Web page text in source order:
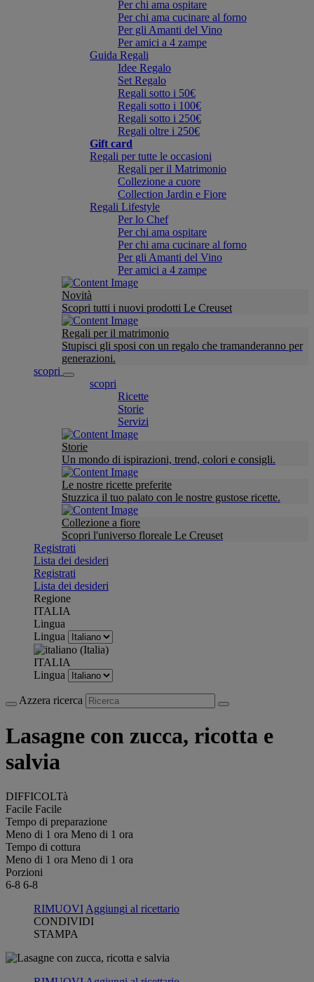
Per chi ama ospitare
Per chi ama cucinare al forno
Per gli Amanti del Vino
Per amici a 4 zampe
Guida Regali
Idee Regalo
Set Regalo
Regali sotto i 50€
Regali sotto i 100€
Regali sotto i 250€
Regali oltre i 250€
Gift card
Regali per tutte le occasioni
Regali per il Matrimonio
Collezione a cuore
Collection Jardin e Fiore
Regali Lifestyle
Per lo Chef
Per chi ama ospitare
Per chi ama cucinare al forno
Per gli Amanti del Vino
Per amici a 4 zampe
Novità
Scopri tutti i nuovi prodotti Le Creuset
Regali per il matrimonio
Stupisci gli sposi con un regalo che tramanderanno per
generazioni.
scopri
scopri
Ricette
Storie
Servizi
Storie
Un mondo di ispirazioni, trend, colori e consigli.
Le nostre ricette preferite
Stuzzica il tuo palato con le nostre gustose ricette.
Collezione a fiore
Scopri l'universo floreale Le Creuset
Registrati
Lista dei desideri
Registrati
Lista dei desideri
Regione
ITALIA
Lingua
Lingua
ITALIA
Lingua
Azzera ricerca
Lasagne con zucca, ricotta e
salvia
DIFFICOLTà
Facile Facile
Tempo di preparazione
Meno di 1 ora Meno di 1 ora
Tempo di cottura
Meno di 1 ora Meno di 1 ora
Porzioni
6-8 6-8
RIMUOVI Aggiungi al ricettario
CONDIVIDI
STAMPA